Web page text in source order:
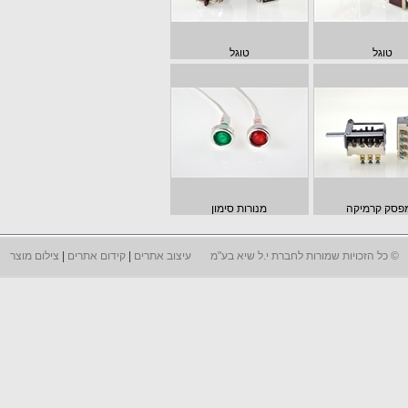
טוגל טוגל
מנורות סימון
© כל הזכויות שמורות לחברת י.ל שיא בע"מ עיצוב אתרים קידום אתרים צילום מוצר